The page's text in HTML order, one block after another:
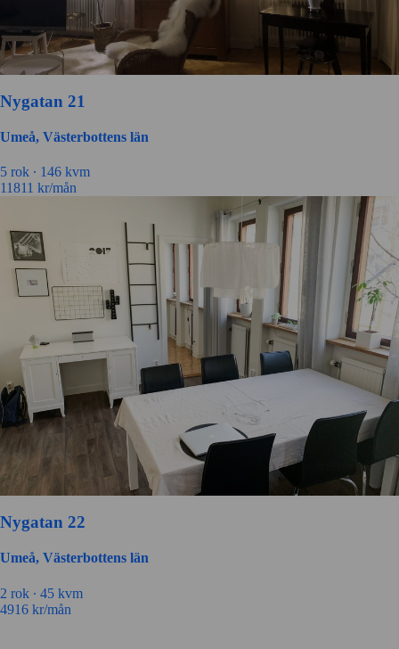
Nygatan 21
Umeå, Västerbottens län
5 rok ∙ 146 kvm
11811 kr/mån
Nygatan 22
Umeå, Västerbottens län
2 rok ∙ 45 kvm
4916 kr/mån